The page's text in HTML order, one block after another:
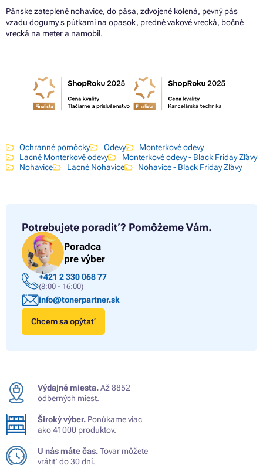
Pánske zateplené nohavice, do pása, zdvojené kolená, pevný pás
vzadu dogumy s pútkami na opasok, predné vakové vrecká, bočné
vrecká na meter a namobil.
Ochranné pomôcky Odevy
Monterkové odevy
Lacné Monterkové odevy
Monterkové odevy - Black Friday Zľavy
Nohavice
Lacné Nohavice Nohavice - Black Friday Zľavy
Potrebujete poradiť? Pomôžeme Vám.
Poradca
pre výber
+421 2 330 068 77
(8:00 - 16:00)
info@tonerpartner.sk
Chcem sa opýtať
Výdajné miesta.Až 8852
odberných miest.
Široký výber. Ponúkame viac
ako 41000 produktov.
U nás máte čas.Tovar môžete
vrátiť do 30 dní.